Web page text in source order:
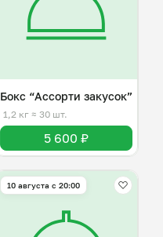
Бокс “Ассорти закусок”
1,2 кг ≈ 30 шт.
5 600 ₽
10 августа с 20:00